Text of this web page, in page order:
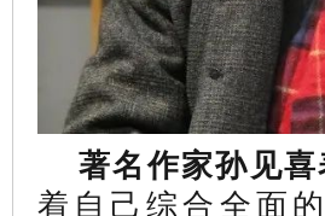
著名作家孙见
着自己综合全面